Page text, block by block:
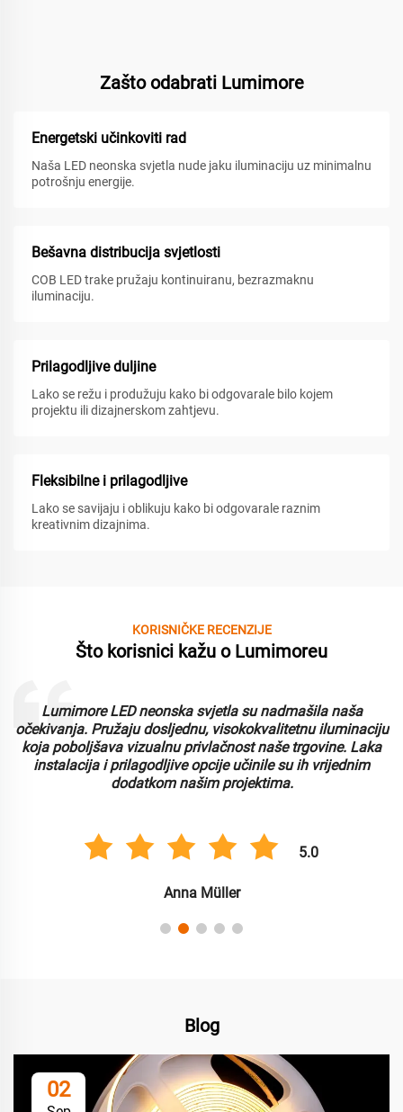
Zašto odabrati Lumimore
Energetski učinkoviti rad
Naša LED neonska svjetla nude jaku iluminaciju uz minimalnu
potrošnju energije.
Bešavna distribucija svjetlosti
COB LED trake pružaju kontinuiranu, bezrazmaknu
iluminaciju.
Prilagodljive duljine
Lako se režu i produžuju kako bi odgovarale bilo kojem
projektu ili dizajnerskom zahtjevu.
Fleksibilne i prilagodljive
Lako se savijaju i oblikuju kako bi odgovarale raznim
kreativnim dizajnima.
KORISNIČKE RECENZIJE
Što korisnici kažu o Lumimoreu
Lumimore LED neonska svjetla su nadmašila naša
očekivanja. Pružaju dosljednu, visokokvalitetnu iluminaciju
koja poboljšava vizualnu privlačnost naše trgovine. Laka
instalacija i prilagodljive opcije učinile su ih vrijednim
dodatkom našim projektima.
5.0
Anna Müller
Blog
02